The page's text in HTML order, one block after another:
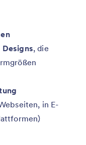
, die
in E-